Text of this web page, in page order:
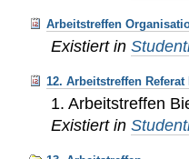
Arbeitstreffen
Existiert in
12. Arbeitstreffen Referat
1. Arbeitstreffen
Existiert in